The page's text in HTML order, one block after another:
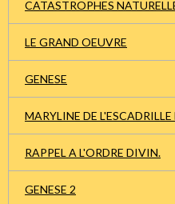
CATASTROPHES
LE GRAND OEUVRE
GENESE
MARYLINE DE
RAPPEL A L'ORDRE DIVIN.
GENESE 2